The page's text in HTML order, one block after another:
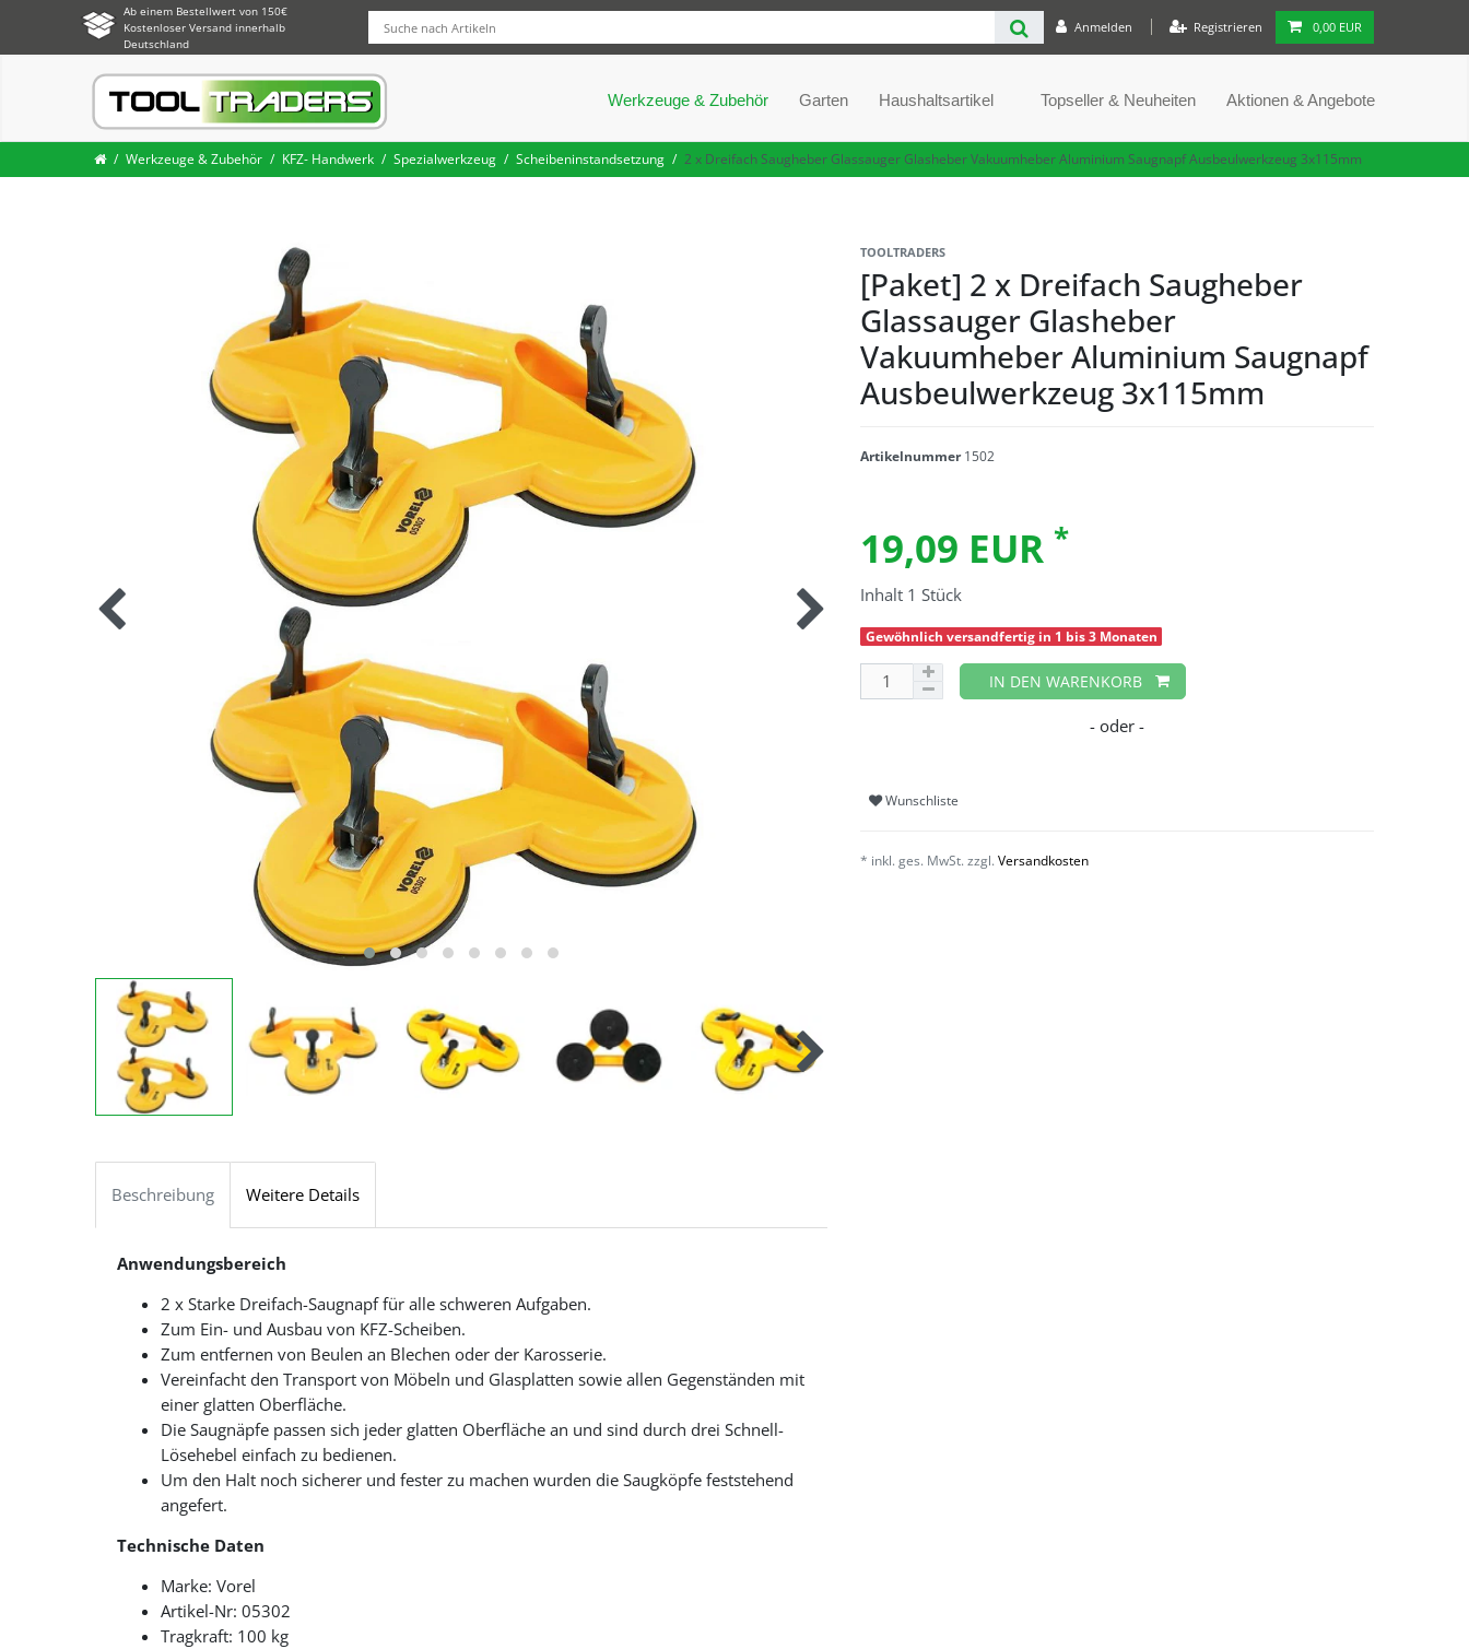
Anmelden Registrieren 0,00 EUR
Ab einem Bestellwert von 150€
Kostenloser Versand innerhalb
Deutschland
Werkzeuge & Zubehör Garten Haushaltsartikel Topseller & Neuheiten Aktionen & Angebote
Werkzeuge & Zubehör KFZ- Handwerk Spezialwerkzeug Scheibeninstandsetzung 2 x Dreifach Saugheber Glassauger Glasheber Vakuumheber Aluminium Saugnapf Ausbeulwerkzeug 3x115mm
TOOLTRADERS
[Paket] 2 x Dreifach Saugheber
Glassauger Glasheber
Vakuumheber Aluminium Saugnapf
Ausbeulwerkzeug 3x115mm
Artikelnummer1502
19,09 EUR *
Inhalt 1 Stück
Gewöhnlich versandfertig in 1 bis 3 Monaten
IN DEN WARENKORB
Wunschliste
* inkl. ges. MwSt. zzgl. Versandkosten
Beschreibung Weitere Details
Anwendungsbereich
2 x Starke Dreifach-Saugnapf für alle schweren Aufgaben.
Zum Ein- und Ausbau von KFZ-Scheiben.
Zum entfernen von Beulen an Blechen oder der Karosserie.
Vereinfacht den Transport von Möbeln und Glasplatten sowie allen Gegenständen mit
einer glatten Oberfläche.
Die Saugnäpfe passen sich jeder glatten Oberfläche an und sind durch drei Schnell-
Lösehebel einfach zu bedienen.
Um den Halt noch sicherer und fester zu machen wurden die Saugköpfe feststehend
angefert.
Technische Daten
Marke: Vorel
Artikel-Nr: 05302
Tragkraft: 100 kg